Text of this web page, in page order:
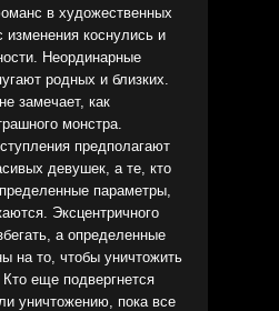
в художественных
изменения коснулись и
Неординарные
родных и близких.
замечает, как
монстра.
предполагают
девушек, а те, кто
параметры,
Эксцентричного
а определенные
на то, чтобы уничтожить
еще подвергнется
уничтожению, пока все